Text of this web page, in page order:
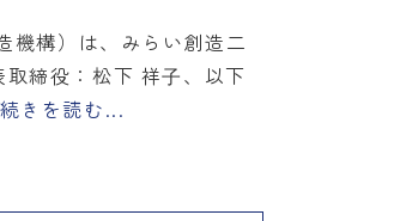
構）は、みらい創造二
締役：松下 祥⼦、以下
続きを読む...